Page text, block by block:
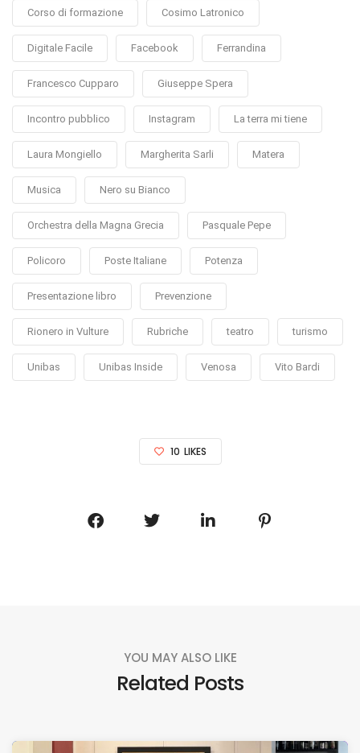
Corso di formazione Cosimo Latronico
Digitale Facile Facebook Ferrandina
Francesco Cupparo Giuseppe Spera
Incontro pubblico Instagram La terra mi tiene
Laura Mongiello Margherita Sarli Matera
Musica Nero su Bianco
Orchestra della Magna Grecia Pasquale Pepe
Policoro Poste Italiane Potenza
Presentazione libro Prevenzione
Rionero in Vulture Rubriche teatro turismo
Unibas Unibas Inside Venosa Vito Bardi
10 LIKES
YOU MAY ALSO LIKE
Related Posts